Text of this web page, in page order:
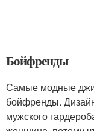
Бойфренды
Самые модные
бойфренды.
мужского